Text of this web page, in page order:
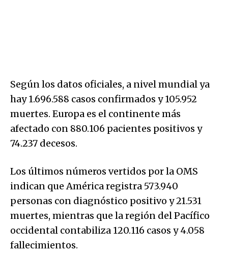
Según los datos oficiales, a nivel mundial ya
hay 1.696.588 casos confirmados y 105.952
muertes. Europa es el continente más
afectado con 880.106 pacientes positivos y
74.237 decesos.
Los últimos números vertidos por la OMS
indican que América registra 573.940
personas con diagnóstico positivo y 21.531
muertes, mientras que la región del Pacífico
occidental contabiliza 120.116 casos y 4.058
fallecimientos.